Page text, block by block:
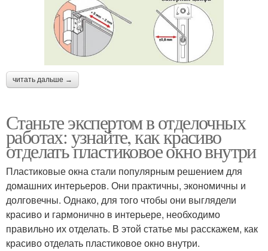
читать дальше →
Станьте экспертом в отделочных
работах: узнайте, как красиво
отделать пластиковое окно внутри
Пластиковые окна стали популярным решением для
домашних интерьеров. Они практичны, экономичны и
долговечны. Однако, для того чтобы они выглядели
красиво и гармонично в интерьере, необходимо
правильно их отделать. В этой статье мы расскажем, как
красиво отделать пластиковое окно внутри.